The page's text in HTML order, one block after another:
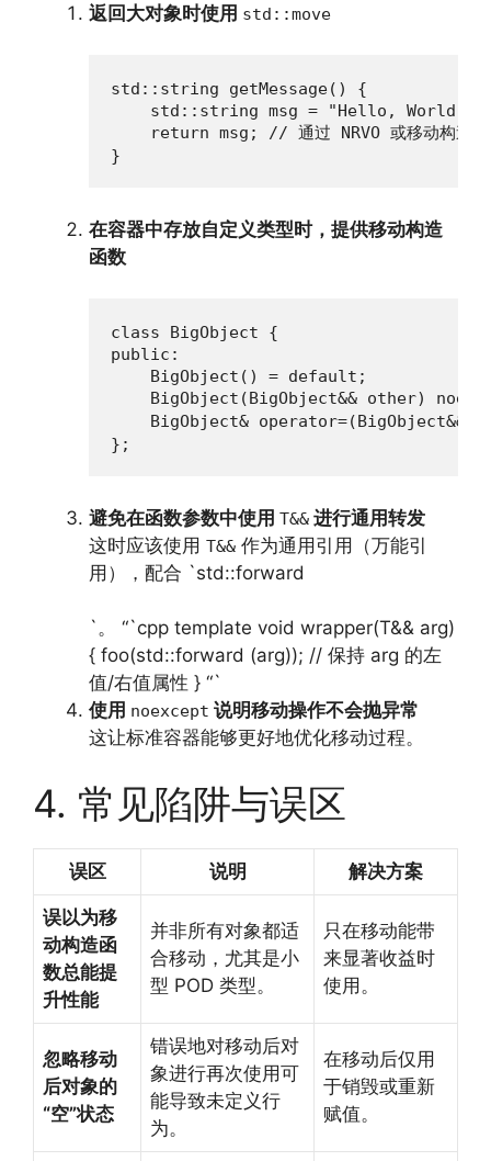
返回大对象时使用 std::move
std::string getMessage() {
    std::string msg = "Hello, World!";
return msg; // 通过 NRVO 或移动构造返
}
在容器中存放自定义类型时，提供移动构造
函数
class BigObject {
public:
    BigObject() = default;
BigObject(BigObject&& other)
BigObject& operator=(BigObject&&
};
避免在函数参数中使用 T&& 进行通用转发
这时应该使用 T&& 作为通用引用（万能引
用），配合 `std::forward
`。 “`cpp template void wrapper(T&& arg)
{ foo(std::forward (arg)); // 保持 arg 的左
值/右值属性 } “`
使用 noexcept 说明移动操作不会抛异常
这让标准容器能够更好地优化移动过程。
4. 常见陷阱与误区
误区 说明 解决方案
误以为移
动构造函
数总能提
升性能
并非所有对象都适
合移动，尤其是小
型 POD 类型。
只在移动能带
来显著收益时
使用。
忽略移动
后对象的
“空”状态
错误地对移动后对
象进行再次使用可
能导致未定义行
为。
在移动后仅用
于销毁或重新
赋值。